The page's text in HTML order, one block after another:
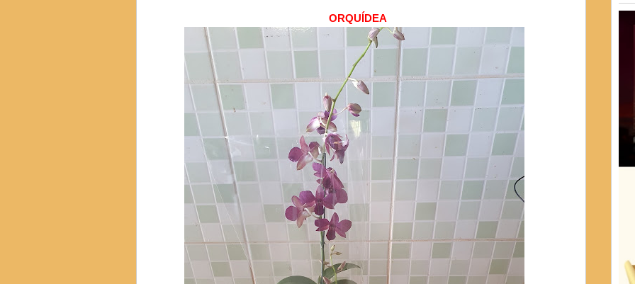
ORQUÍDEA